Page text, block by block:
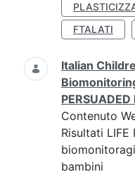
FTALATI
Italian
Contenuto
Risultati LIFE
bambini